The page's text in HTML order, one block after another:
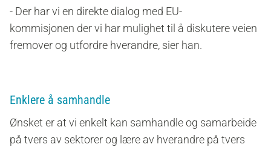
- Der har vi en direkte dialog med EU-
kommisjonen der vi har mulighet til å diskutere veien
fremover og utfordre hverandre, sier han.
Enklere å samhandle
Ønsket er at vi enkelt kan samhandle og samarbeide
på tvers av sektorer og lære av hverandre på tvers